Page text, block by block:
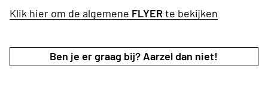
Klik hier om de algemene FLYERte bekijken
Ben je er graag bij? Aarzel dan niet!